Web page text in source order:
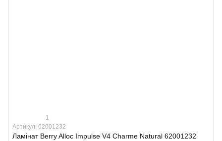
1
Артикул: 62001232
Ламінат Berry Alloc Impulse V4 Charme Natural 62001232